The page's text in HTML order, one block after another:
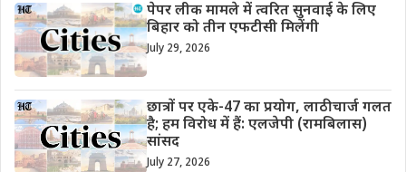
पेपर लीक मामले में त्वरित सुनवाई के लिए
बिहार को तीन एफटीसी मिलेंगी
July 29, 2026
छात्रों पर एके-47 का प्रयोग, लाठीचार्ज गलत
है; हम विरोध में हैं: एलजेपी (रामबिलास)
सांसद
July 27, 2026